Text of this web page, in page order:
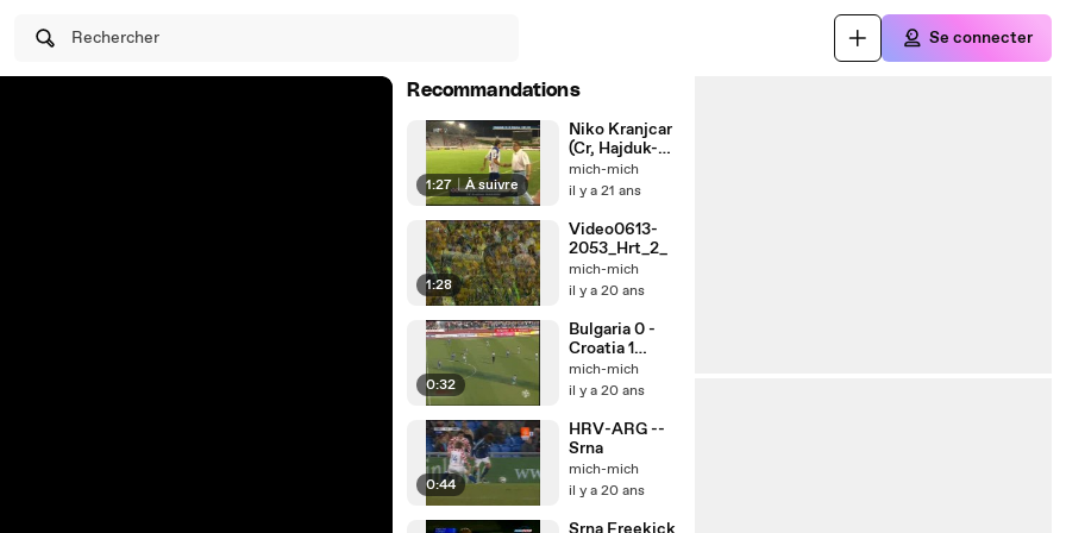
Rechercher Se connecter
Recommandations
1:27 | À suivre
Niko Kranjcar
(Cr, Hajduk-
Rijeka 1-0)
mich-mich
il y a 21 ans
1:28
Video0613-
2053_Hrt_2_
mich-mich
il y a 20 ans
0:32
Bulgaria 0 -
Croatia 1
Babic
mich-mich
il y a 20 ans
0:44
HRV-ARG --
Srna
mich-mich
il y a 20 ans